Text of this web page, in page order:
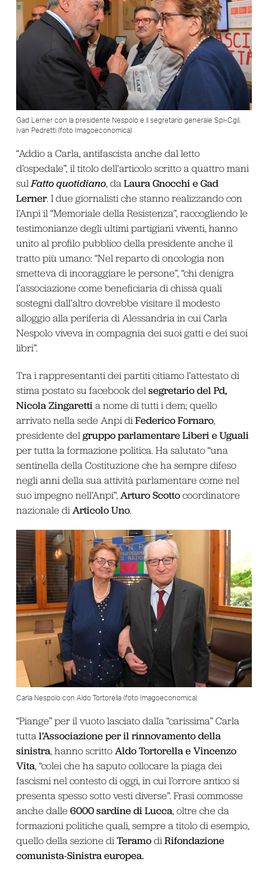
Gad Lerner con la presidente Nespolo e il segretario generale Spi-Cgil,
Ivan Pedretti (foto Imagoeconomica)
“Addio a Carla, antifascista anche dal letto
d’ospedale”, il titolo dell’articolo scritto a quattro mani
sul Fatto quotidiano, da Laura Gnocchi e Gad
Lerner. I due giornalisti che stanno realizzando con
l’Anpi il “Memoriale della Resistenza”, raccogliendo le
testimonianze degli ultimi partigiani viventi, hanno
unito al profilo pubblico della presidente anche il
tratto più umano: “Nel reparto di oncologia non
smetteva di incoraggiare le persone”, “chi denigra
l’associazione come beneficiaria di chissà quali
sostegni dall’altro dovrebbe visitare il modesto
alloggio alla periferia di Alessandria in cui Carla
Nespolo viveva in compagnia dei suoi gatti e dei suoi
libri”.
Tra i rappresentanti dei partiti citiamo l’attestato di
stima postato su facebook del segretario del Pd,
Nicola Zingaretti a nome di tutti i dem; quello
arrivato nella sede Anpi di Federico Fornaro,
presidente del gruppo parlamentare Liberi e Uguali
per tutta la formazione politica. Ha salutato “una
sentinella della Costituzione che ha sempre difeso
negli anni della sua attività parlamentare come nel
suo impegno nell’Anpi”, Arturo Scottocoordinatore
nazionale di Articolo Uno.
Carla Nespolo con Aldo Tortorella (foto Imagoeconomica)
“Piange” per il vuoto lasciato dalla “carissima” Carla
tutta l’Associazione per il rinnovamento della
sinistra, hanno scritto Aldo Tortorella e Vincenzo
Vita, “colei che ha saputo collocare la piaga dei
fascismi nel contesto di oggi, in cui l’orrore antico si
presenta spesso sotto vesti diverse”. Frasi commosse
anche dalle 6000 sardine di Lucca, oltre che da
formazioni politiche quali, sempre a titolo di esempio,
quello della sezione di Teramodi Rifondazione
comunista-Sinistra europea.